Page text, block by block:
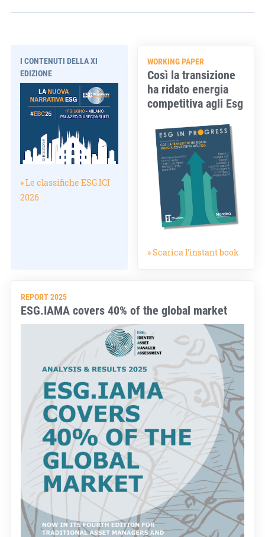
I CONTENUTI DELLA XI
EDIZIONE
» Le classifiche ESG.ICI
2026
WORKING PAPER
Così la transizione
ha ridato energia
competitiva agli Esg
» Scarica l'instant book
REPORT 2025
ESG.IAMA covers 40% of the global market